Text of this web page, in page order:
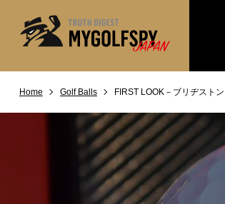
Home Golf Balls FIRST LOOK－ブリヂスト
MOST WANTED
NEW RELEASES 新製品情報
ゴルフ上達・実践テクニック
テスト・データ検証